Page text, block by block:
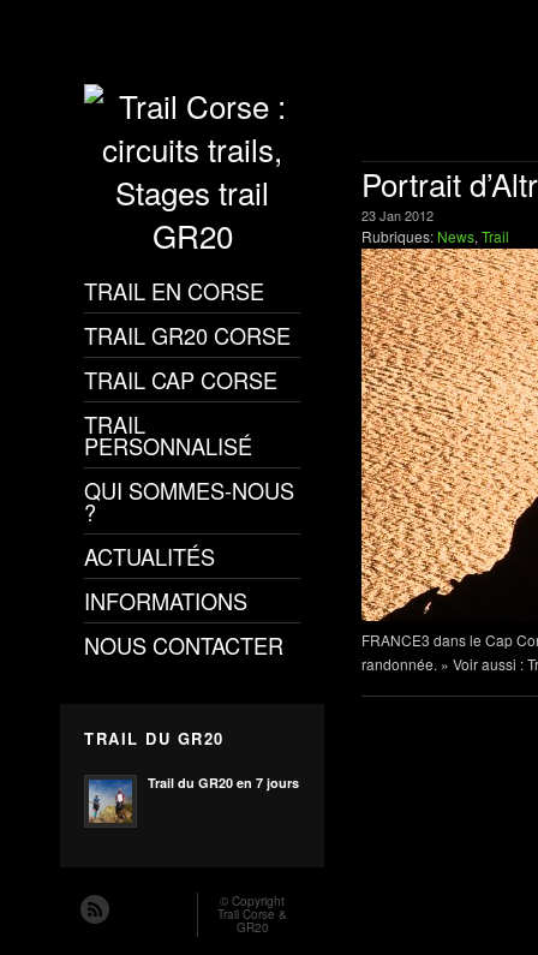
Portrait
23Jan2012
Rubriques: News, Trail
FRANCE3 dans le Cap
randonnée. » Voir aussi :
TRAIL EN CORSE
TRAIL GR20 CORSE
TRAIL CAP CORSE
TRAIL
PERSONNALISÉ
QUI SOMMES-NOUS
?
ACTUALITÉS
INFORMATIONS
NOUS CONTACTER
TRAIL DU GR20
Trail du GR20 en 7 jours
© Copyright
Trail Corse &
GR20